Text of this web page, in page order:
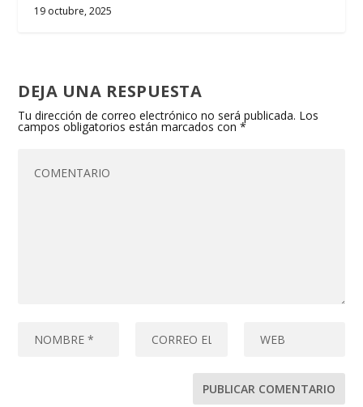
19 octubre, 2025
DEJA UNA RESPUESTA
Tu dirección de correo electrónico no será publicada. Los
campos obligatorios están marcados con*